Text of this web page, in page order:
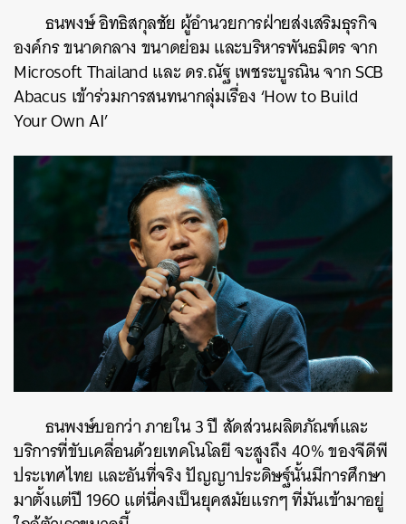
ธนพงษ์ อิทธิสกุลชัย ผู้อำนวยการฝ่ายส่งเสริมธุรกิจ
องค์กร ขนาดกลาง ขนาดย่อม และบริหารพันธมิตร จาก
Microsoft Thailand และ ดร.ณัฐ เพชระบูรณิน จาก SCB
Abacus เข้าร่วมการสนทนากลุ่มเรื่อง ‘How to Build
Your Own AI’
ธนพงษ์บอกว่า ภายใน 3 ปี สัดส่วนผลิตภัณฑ์และ
บริการที่ขับเคลื่อนด้วยเทคโนโลยี จะสูงถึง 40% ของจีดีพี
ประเทศไทย และอันที่จริง ปัญญาประดิษฐ์นั้นมีการศึกษา
มาตั้งแต่ปี 1960 แต่นี่คงเป็นยุคสมัยแรกๆ ที่มันเข้ามาอยู่